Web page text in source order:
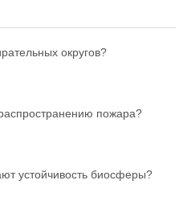
округов?
пожара?
устойчивость биосферы?